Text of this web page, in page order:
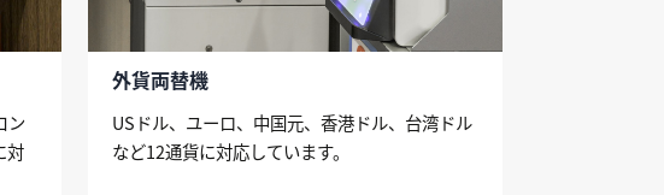
ン
対
外貨両替機
USドル、ユーロ、中国元、香港ドル、台湾ドル
など12通貨に対応しています。